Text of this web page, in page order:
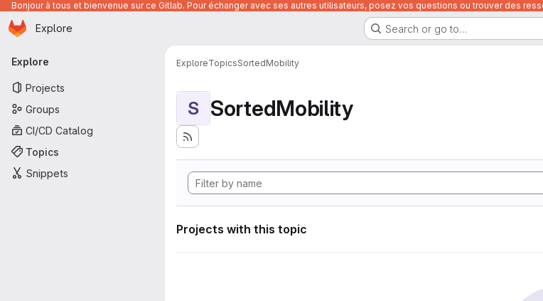
Bonjour à tous et bienvenue sur ce Gitlab. Pour échanger avec ses autres utilisateurs, posez vos questions ou trouver des
Skip to main content
Homepage
Explore Search or go to…
Primary navigation
Explore
Projects
Groups
CI/CD Catalog
Topics
Snippets
ExploreTopicsSortedMobility
S SortedMobility
Projects with this topic